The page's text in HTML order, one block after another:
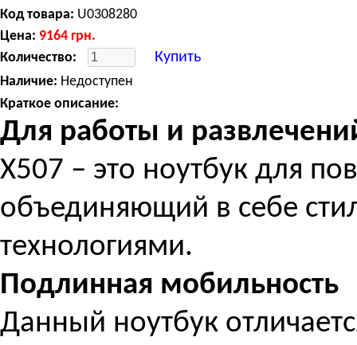
Код товара: U0308280
Цена: 9164 грн.
Количество:
Купить
Наличие: Недоступен
Краткое описание:
Для работы и
X507 – это ноутбук для
объединяющий в себе
технологиями.
Подлинная мобильность
Данный ноутбук